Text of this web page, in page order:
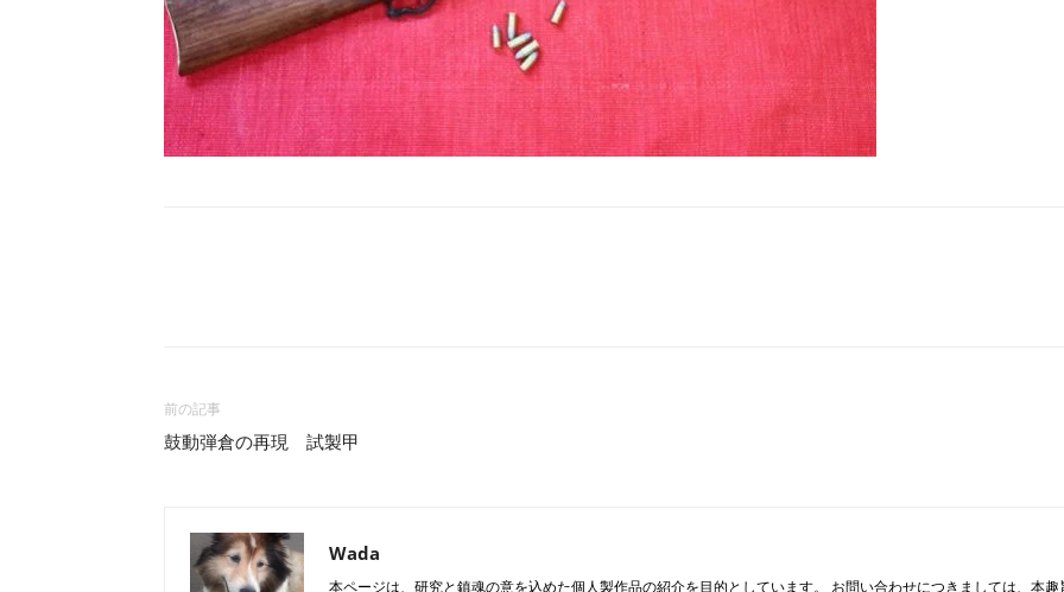
前の記事
鼓動弾倉の再現 試製甲
Wada
本ページは、研究と鎮魂の意を込めた個人製作品の紹介を目的としています。 お問い合わせにつきましては、本